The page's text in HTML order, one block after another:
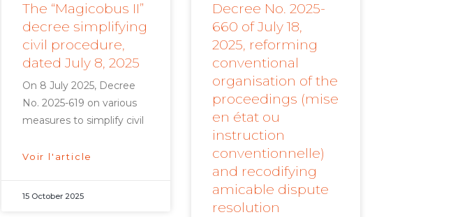
The “Magicobus II”
decree simplifying
civil procedure,
dated July 8, 2025
On 8 July 2025, Decree
No. 2025-619 on various
measures to simplify civil
Voir l'article
15 October 2025
Decree No. 2025-
660 of July 18,
2025, reforming
conventional
organisation of the
proceedings (mise
en état ou
instruction
conventionnelle)
and recodifying
amicable dispute
resolution